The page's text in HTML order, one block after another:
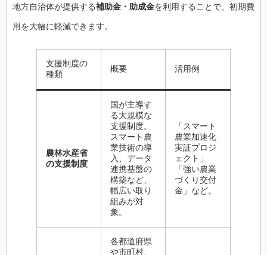
地方自治体が提供する補助金・助成金を利用することで、初期費
用を大幅に軽減できます。
支援制度の
種類
概要 活用例
農林水産省
の支援制度
国が主導す
る大規模な
支援制度。
スマート農
業技術の導
入、データ
連携基盤の
構築など、
幅広い取り
組みが対
象。
「スマート
農業加速化
実証プロジ
ェクト」
「強い農業
づくり交付
金」など。
各都道府県
や市町村、